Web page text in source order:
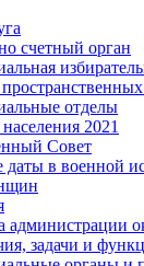
счетный орган
отделы
2021
Совет
в военной
администрации
задачи и